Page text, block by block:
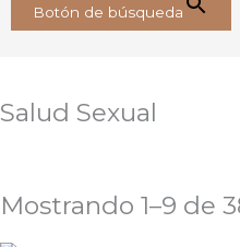
Botón de búsqueda
Salud Sexual
Mostrando 1–9 de